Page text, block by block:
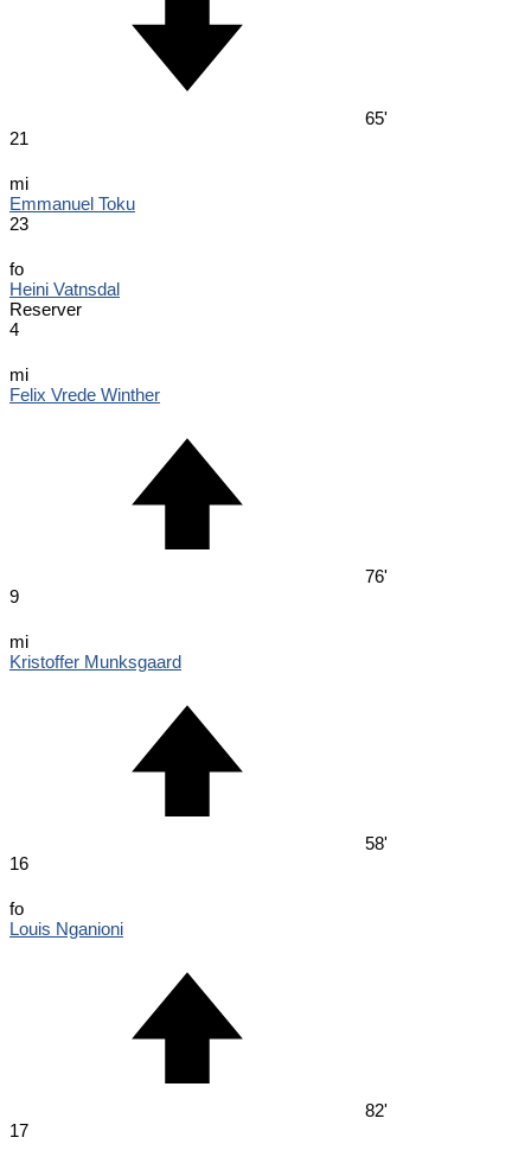
65'
21
mi
Emmanuel Toku
23
fo
Heini Vatnsdal
Reserver
4
mi
Felix Vrede Winther
76'
9
mi
Kristoffer Munksgaard
58'
16
fo
Louis Nganioni
82'
17